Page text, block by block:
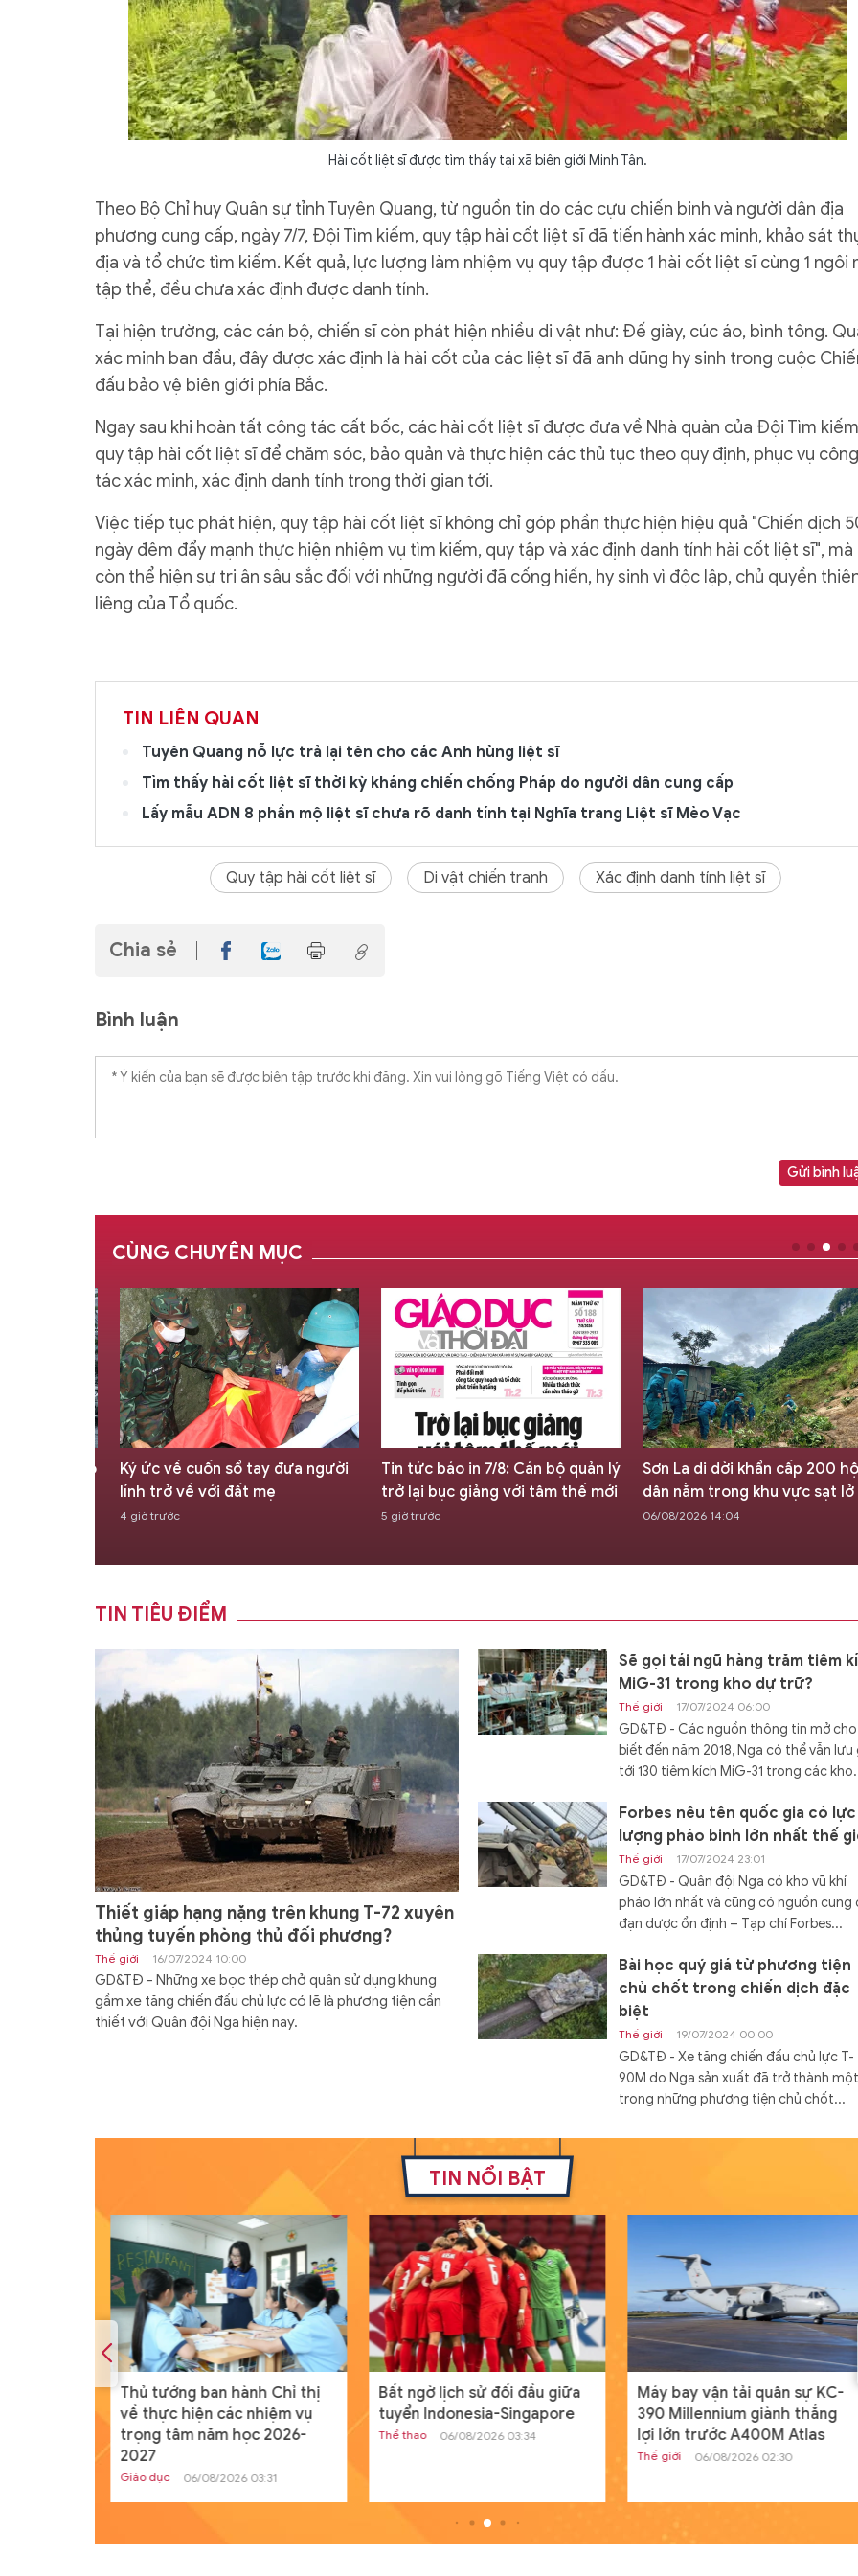
Hài cốt liệt sĩ được tìm thấy tại xã biên giới Minh Tân.
Theo Bộ Chỉ huy Quân sự tỉnh Tuyên Quang, từ nguồn tin do các cựu chiến binh và người dân địa
phương cung cấp, ngày 7/7, Đội Tìm kiếm, quy tập hài cốt liệt sĩ đã tiến hành xác minh, khảo sát
địa và tổ chức tìm kiếm. Kết quả, lực lượng làm nhiệm vụ quy tập được 1 hài cốt liệt sĩ cùng 1 ngôi
tập thể, đều chưa xác định được danh tính.
Tại hiện trường, các cán bộ, chiến sĩ còn phát hiện nhiều di vật như: Đế giày, cúc áo, bình tông.
xác minh ban đầu, đây được xác định là hài cốt của các liệt sĩ đã anh dũng hy sinh trong cuộc
đấu bảo vệ biên giới phía Bắc.
Ngay sau khi hoàn tất công tác cất bốc, các hài cốt liệt sĩ được đưa về Nhà quàn của Đội Tìm
quy tập hài cốt liệt sĩ để chăm sóc, bảo quản và thực hiện các thủ tục theo quy định, phục vụ công
tác xác minh, xác định danh tính trong thời gian tới.
Việc tiếp tục phát hiện, quy tập hài cốt liệt sĩ không chỉ góp phần thực hiện hiệu quả "Chiến dịch
ngày đêm đẩy mạnh thực hiện nhiệm vụ tìm kiếm, quy tập và xác định danh tính hài cốt liệt sĩ", mà
còn thể hiện sự tri ân sâu sắc đối với những người đã cống hiến, hy sinh vì độc lập, chủ quyền
liêng của Tổ quốc.
TIN LIÊN QUAN
Tuyên Quang nỗ lực trả lại tên cho các Anh hùng liệt sĩ
Tìm thấy hài cốt liệt sĩ thời kỳ kháng chiến chống Pháp do người dân cung cấp
Lấy mẫu ADN 8 phần mộ liệt sĩ chưa rõ danh tính tại Nghĩa trang Liệt sĩ Mèo Vạc
Quy tập hài cốt liệt sĩ Di vật chiến tranh Xác định danh tính liệt sĩ
Chia sẻ
Bình luận
Gửi bình
CÙNG CHUYÊN MỤC
7/8: Bắc Bộ
Ký ức về cuốn sổ tay đưa người
lính trở về với đất mẹ
4 giờ trước
Tin tức báo in 7/8: Cán bộ quản lý
trở lại bục giảng với tâm thế mới
5 giờ trước
Sơn La di dời khẩn cấp 200 hộ
dân nằm trong khu vực sạt lở
06/08/2026 14:04
TIN TIÊU ĐIỂM
Thiết giáp hạng nặng trên khung T-72 xuyên
thủng tuyến phòng thủ đối phương?
Thế giới 16/07/2024 10:00
GD&TĐ - Những xe bọc thép chở quân sử dụng khung
gầm xe tăng chiến đấu chủ lực có lẽ là phương tiện cần
thiết với Quân đội Nga hiện nay.
Sẽ gọi tái ngũ hàng trăm tiêm
MiG-31 trong kho dự trữ?
Thế giới 17/07/2024 06:00
GD&TĐ - Các nguồn thông tin mở cho
biết đến năm 2018, Nga có thể vẫn lưu
tới 130 tiêm kích MiG-31 trong các
Forbes nêu tên quốc gia có lực
lượng pháo binh lớn nhất thế
Thế giới 17/07/2024 23:01
GD&TĐ - Quân đội Nga có kho vũ khí
pháo lớn nhất và cũng có nguồn cung
đạn dược ổn định – Tạp chí Forbes...
Bài học quý giá từ phương tiện
chủ chốt trong chiến dịch đặc
biệt
Thế giới 19/07/2024 00:00
GD&TĐ - Xe tăng chiến đấu chủ lực T-
90M do Nga sản xuất đã trở thành một
trong những phương tiện chủ chốt...
Đóng hàng loạt tàu đổ bộ Dự
hơn cho Hải quân Nga.
Nam sinh người Tày đỗ đầu khối
A01 tỉnh Lạng Sơn từng bỏ
loại HSG quốc gia
20/07/2024 00:04
GD&TĐ - Dù điều kiện học tập có phần
hạn chế nhưng, Dương Đình Thanh
dân tộc Tày vẫn sở hữu điểm số ba
Tìm ra nguyên nhân máy tính
19/07/2024 13:19
TIN NỔI BẬT
Thủ tướng ban hành Chỉ thị
về thực hiện các nhiệm vụ
trọng tâm năm học 2026-
2027
Giáo dục 06/08/2026 03:31
Bất ngờ lịch sử đối đầu giữa
tuyển Indonesia-Singapore
Thể thao 06/08/2026 03:34
Máy bay vận tải quân sự KC-
390 Millennium giành thắng
lợi lớn trước A400M Atlas
Thế giới 06/08/2026 02:30